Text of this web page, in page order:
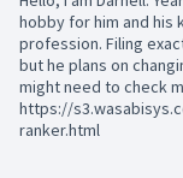
hobby for him and his
profession. Filing
but he plans on
might need to check
https://
ranker.html